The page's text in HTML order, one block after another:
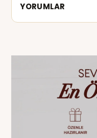
YORUMLAR